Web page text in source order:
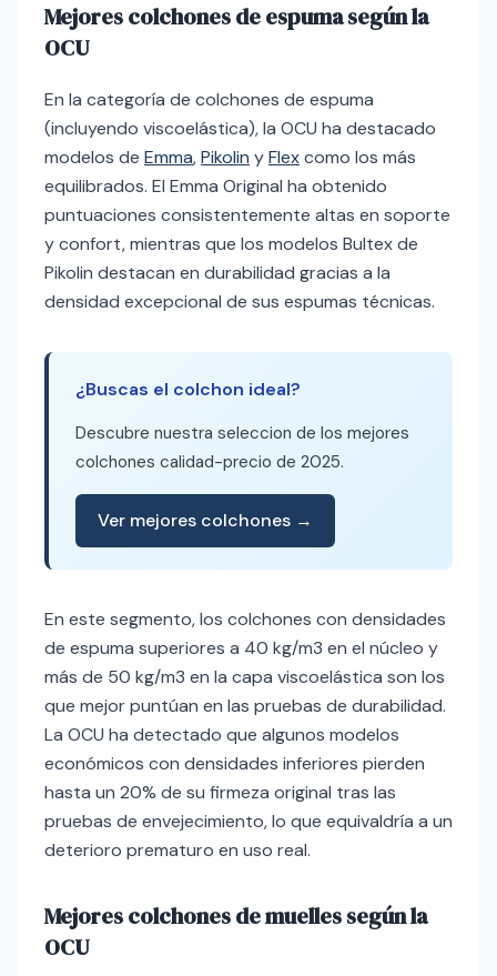
Mejores colchones de espuma según la
OCU
En la categoría de colchones de espuma
(incluyendo viscoelástica), la OCU ha destacado
modelos de Emma,Pikolin yFlexcomo los más
equilibrados. El Emma Original ha obtenido
puntuaciones consistentemente altas en soporte
y confort, mientras que los modelos Bultex de
Pikolin destacan en durabilidad gracias a la
densidad excepcional de sus espumas técnicas.
¿Buscas el colchon ideal?
Descubre nuestra seleccion de los mejores
colchones calidad-precio de 2025.
Ver mejores colchones →
En este segmento, los colchones con densidades
de espuma superiores a 40 kg/m3 en el núcleo y
más de 50 kg/m3 en la capa viscoelástica son los
que mejor puntúan en las pruebas de durabilidad.
La OCU ha detectado que algunos modelos
económicos con densidades inferiores pierden
hasta un 20% de su firmeza original tras las
pruebas de envejecimiento, lo que equivaldría a un
deterioro prematuro en uso real.
Mejores colchones de muelles según la
OCU